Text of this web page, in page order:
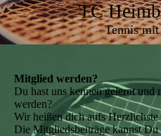
TC
Tennis
Mitglied werden?
Du hast uns kennen gelernt und
werden?
Wir heißen dich aufs
Die Mitgliedsbeiträge kannst Du